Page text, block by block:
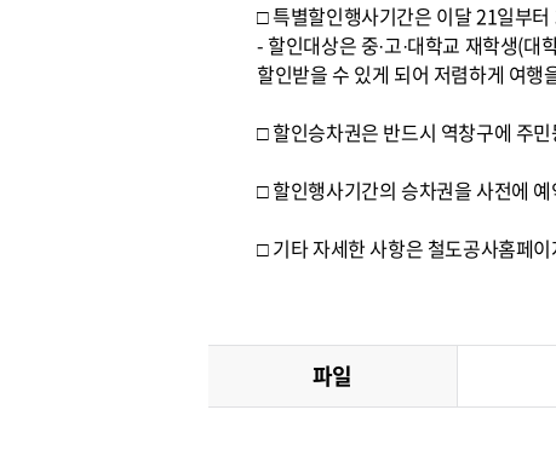
□ 특별할인행사기간은 이달 21일부
- 할인대상은 중·고·대학교 재학생(
할인받을 수 있게 되어 저렴하게 여행
□ 할인승차권은 반드시 역창구에 주
□ 할인행사기간의 승차권을 사전에
□ 기타 자세한 사항은 철도공사홈
파일